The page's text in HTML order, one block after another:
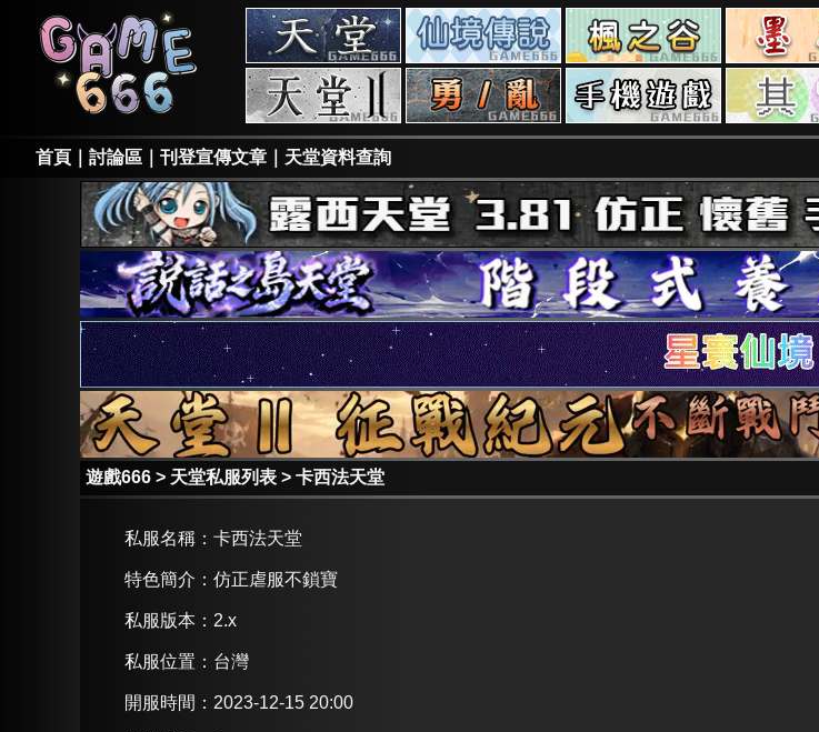
天
堂
私
服
RO
私
服
楓
谷
私
服
天
堂
II
私
勇、
亂
私
游
私
首頁 討論區 刊登宣傳文章 天堂資料查詢
遊戲666 > 天堂私服列表 > 卡西法天堂
私服名稱： 卡西法天堂
特色簡介： 仿正虐服不鎖寶
私服版本：2.x
私服位置：台灣
開服時間：2023-12-15 20:00